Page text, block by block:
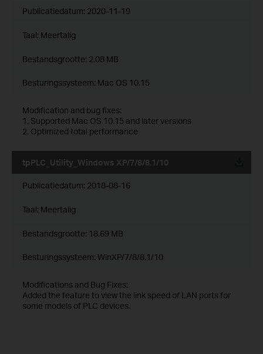
Publicatiedatum: 2020-11-19
Taal: Meertalig
Bestandsgrootte: 2.08 MB
Besturingssysteem: Mac OS 10.15
Modification and bug fixes:
1. Supported Mac OS 10.15 and later versions
2. Optimized total performance
tpPLC_Utility_Windows XP/7/8/8.1/10
Publicatiedatum: 2018-08-16
Taal: Meertalig
Bestandsgrootte: 18.69 MB
Besturingssysteem: WinXP/7/8/8.1/10
Modifications and Bug Fixes:
Added the feature to view the link speed of LAN ports for
some models of PLC devices.